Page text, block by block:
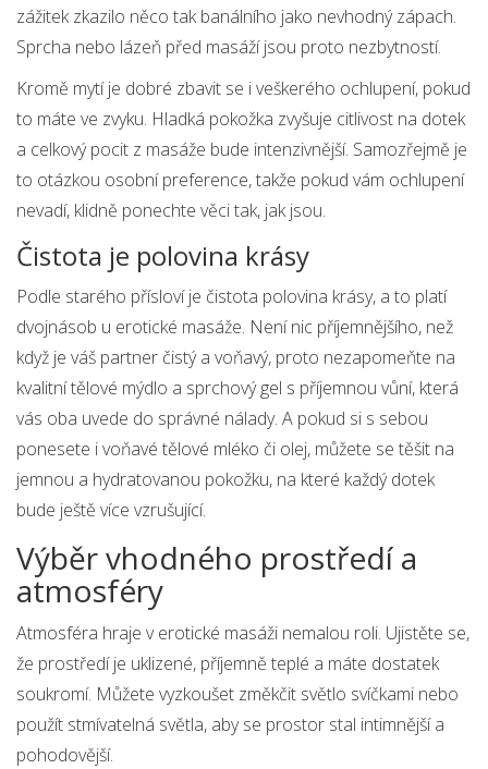
zážitek zkazilo něco tak banálního jako nevhodný zápach.
Sprcha nebo lázeň před masáží jsou proto nezbytností.
Kromě mytí je dobré zbavit se i veškerého ochlupení, pokud
to máte ve zvyku. Hladká pokožka zvyšuje citlivost na dotek
a celkový pocit z masáže bude intenzivnější. Samozřejmě je
to otázkou osobní preference, takže pokud vám ochlupení
nevadí, klidně ponechte věci tak, jak jsou.
Čistota je polovina krásy
Podle starého přísloví je čistota polovina krásy, a to platí
dvojnásob u erotické masáže. Není nic příjemnějšího, než
když je váš partner čistý a voňavý, proto nezapomeňte na
kvalitní tělové mýdlo a sprchový gel s příjemnou vůní, která
vás oba uvede do správné nálady. A pokud si s sebou
ponesete i voňavé tělové mléko či olej, můžete se těšit na
jemnou a hydratovanou pokožku, na které každý dotek
bude ještě více vzrušující.
Výběr vhodného prostředí a
atmosféry
Atmosféra hraje v erotické masáži nemalou roli. Ujistěte se,
že prostředí je uklizené, příjemně teplé a máte dostatek
soukromí. Můžete vyzkoušet změkčit světlo svíčkami nebo
použít stmívatelná světla, aby se prostor stal intimnější a
pohodovější.